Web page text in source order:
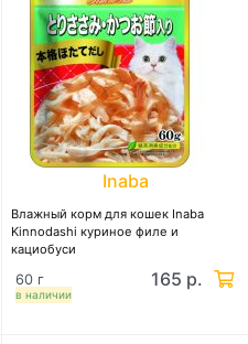
Inaba
Влажный корм для кошек Inaba
Kinnodashi куриное филе и
кациобуси
в наличии
60 г 165 р.